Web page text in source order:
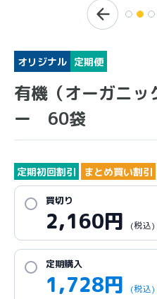
オリジナル 定期便
有機（オーガニッ
ー 60袋
定期初回割引 まとめ買い割引
買切り
2,160円 (税込)
定期購入
1,728円
(税込)